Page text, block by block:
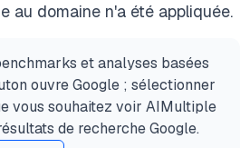
au domaine n'a été appliquée.
et analyses basées
ouvre Google ; sélectionner
vous souhaitez voir AIMultiple
de recherche Google.